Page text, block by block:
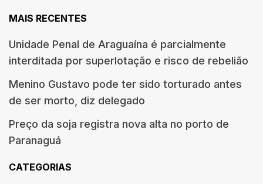
MAIS RECENTES
Unidade Penal de Araguaína é parcialmente
interditada por superlotação e risco de rebelião
Menino Gustavo pode ter sido torturado antes
de ser morto, diz delegado
Preço da soja registra nova alta no porto de
Paranaguá
CATEGORIAS